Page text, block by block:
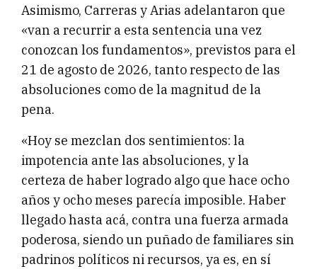
Asimismo, Carreras y Arias adelantaron que
«van a recurrir a esta sentencia una vez
conozcan los fundamentos», previstos para el
21 de agosto de 2026, tanto respecto de las
absoluciones como de la magnitud de la
pena.
«Hoy se mezclan dos sentimientos: la
impotencia ante las absoluciones, y la
certeza de haber logrado algo que hace ocho
años y ocho meses parecía imposible. Haber
llegado hasta acá, contra una fuerza armada
poderosa, siendo un puñado de familiares sin
padrinos políticos ni recursos, ya es, en sí